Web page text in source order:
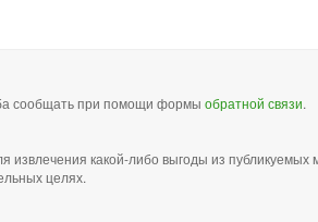
сообщать при помощи формы обратной связи.
извлечения какой-либо выгоды из публикуемых
целях.